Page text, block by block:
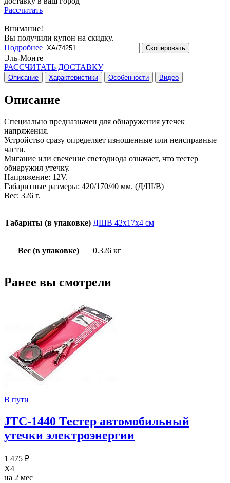
Рассчитать
Внимание!
Вы получили купон на скидку.
Подробнее
Скопировать
Эль-Монте
РАССЧИТАТЬ ДОСТАВКУ
Описание Характеристики Особенности Видео
Описание
Специально предназначен для обнаружения утечек
напряжения.
Устройство сразу определяет изношенные или неисправные
части.
Мигание или свечение светодиода означает, что тестер
обнаружил утечку.
Напряжение: 12V.
Габаритные размеры: 420/170/40 мм. (Д/Ш/В)
Вес: 326 г.
Габариты (в упаковке) ДШВ 42х17х4 см
Вес (в упаковке) 0.326 кг
Ранее вы смотрели
В пути
JTC-1440 Тестер автомобильный
утечки электроэнергии
1 475 ₽
X4
на 2 мес